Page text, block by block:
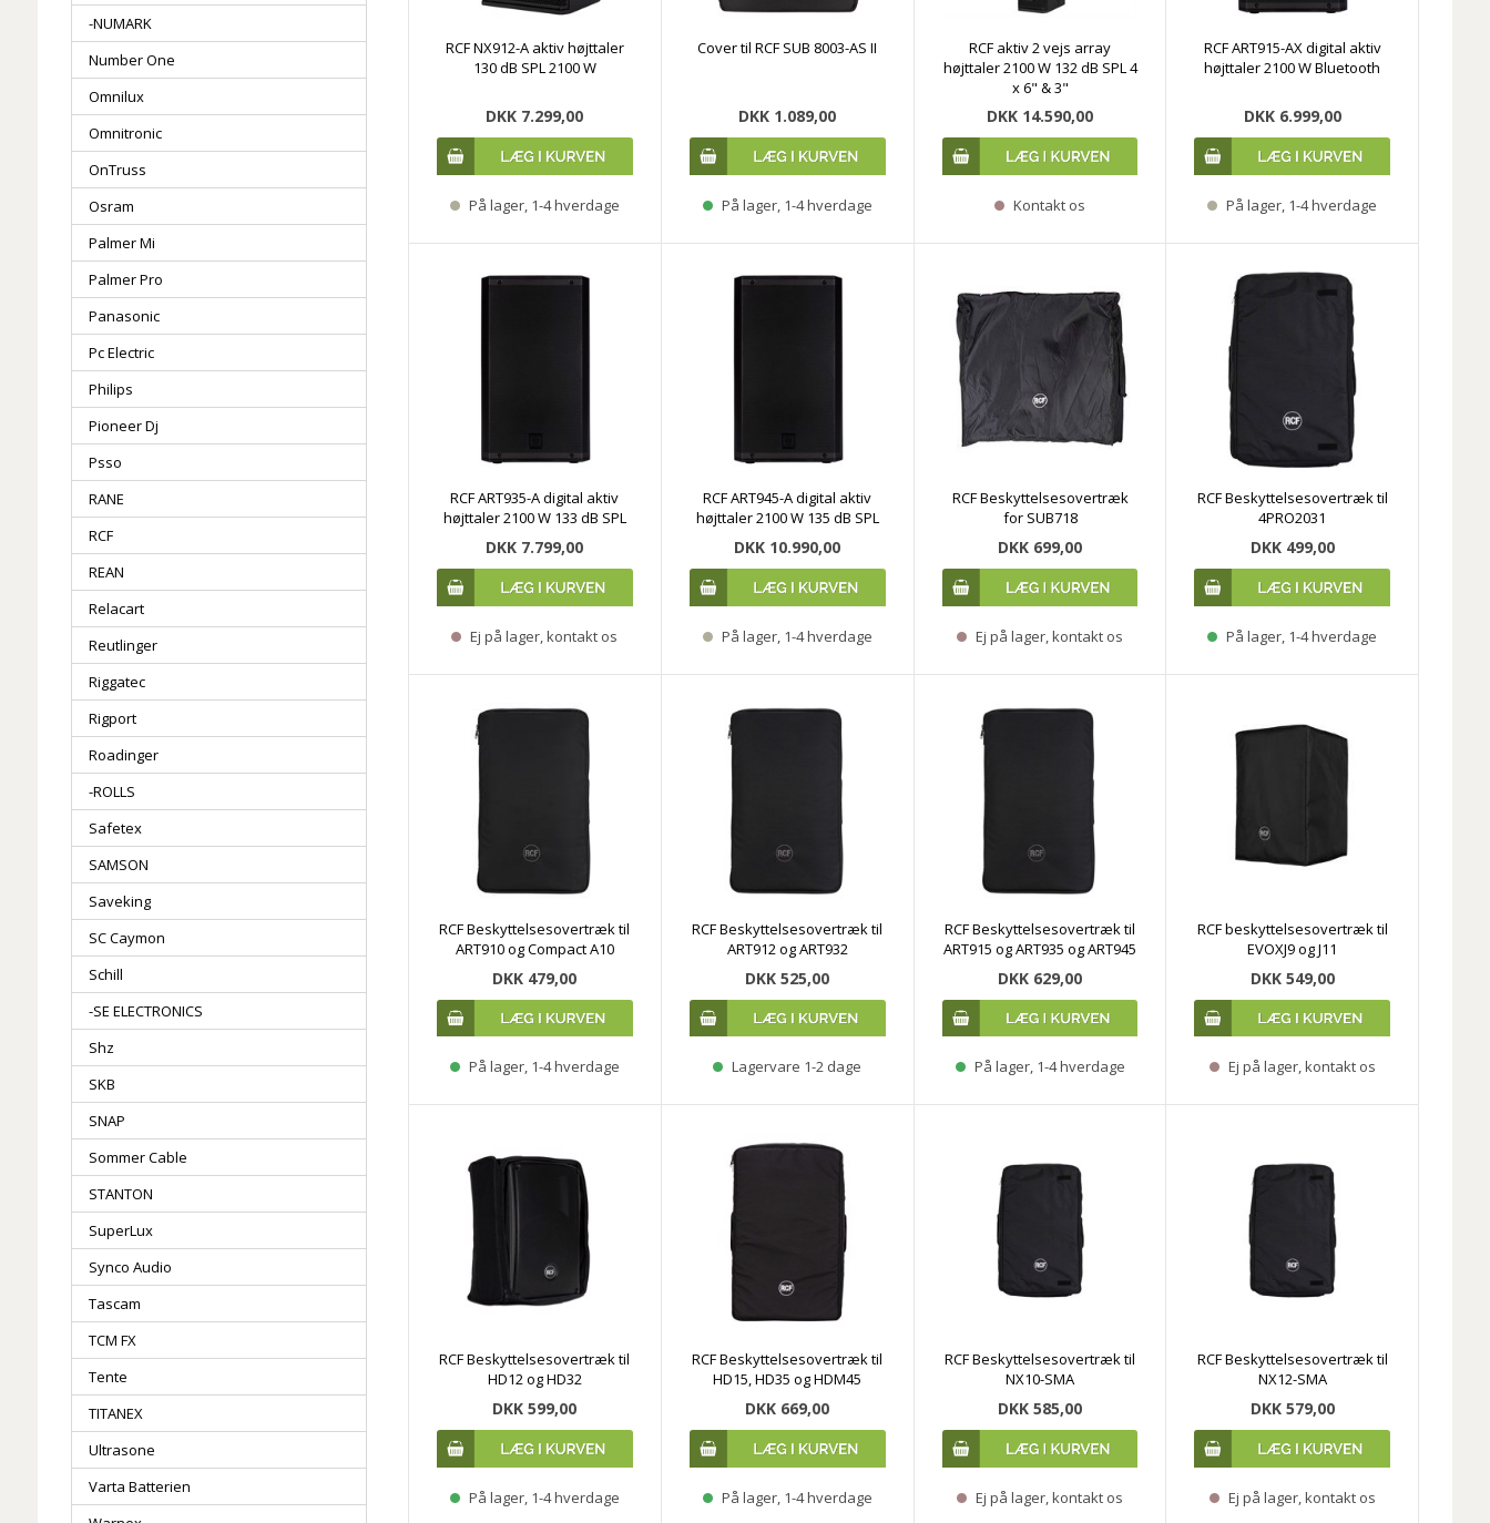
-NUMARK
Number One
Omnilux
Omnitronic
OnTruss
Osram
Palmer Mi
Palmer Pro
Panasonic
Pc Electric
Philips
Pioneer Dj
Psso
RANE
RCF
REAN
Relacart
Reutlinger
Riggatec
Rigport
Roadinger
-ROLLS
Safetex
SAMSON
Saveking
SC Caymon
Schill
-SE ELECTRONICS
Shz
SKB
SNAP
Sommer Cable
STANTON
SuperLux
Synco Audio
Tascam
TCM FX
Tente
TITANEX
Ultrasone
Varta Batterien
RCF NX912-A aktiv højttaler
130 dB SPL 2100 W
DKK 7.299,00
På lager, 1-4 hverdage
Cover til RCF SUB 8003-AS II
DKK 1.089,00
På lager, 1-4 hverdage
RCF aktiv 2 vejs array
højttaler 2100 W 132 dB SPL 4
x 6" & 3"
DKK 14.590,00
Kontakt os
RCF ART915-AX digital aktiv
højttaler 2100 W Bluetooth
DKK 6.999,00
På lager, 1-4 hverdage
RCF ART935-A digital aktiv
højttaler 2100 W 133 dB SPL
DKK 7.799,00
Ej på lager, kontakt os
RCF ART945-A digital aktiv
højttaler 2100 W 135 dB SPL
DKK 10.990,00
På lager, 1-4 hverdage
RCF Beskyttelsesovertræk
for SUB718
DKK 699,00
Ej på lager, kontakt os
RCF Beskyttelsesovertræk til
4PRO2031
DKK 499,00
På lager, 1-4 hverdage
RCF Beskyttelsesovertræk til
ART910 og Compact A10
DKK 479,00
På lager, 1-4 hverdage
RCF Beskyttelsesovertræk til
ART912 og ART932
DKK 525,00
Lagervare 1-2 dage
RCF Beskyttelsesovertræk til
ART915 og ART935 og ART945
DKK 629,00
På lager, 1-4 hverdage
RCF beskyttelsesovertræk til
EVOXJ9 og J11
DKK 549,00
Ej på lager, kontakt os
RCF Beskyttelsesovertræk til
HD12 og HD32
DKK 599,00
På lager, 1-4 hverdage
RCF Beskyttelsesovertræk til
HD15, HD35 og HDM45
DKK 669,00
På lager, 1-4 hverdage
RCF Beskyttelsesovertræk til
NX10-SMA
DKK 585,00
Ej på lager, kontakt os
RCF Beskyttelsesovertræk til
NX12-SMA
DKK 579,00
Ej på lager, kontakt os